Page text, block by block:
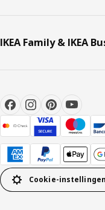
IKEA Family & IKEA
Cookie-instellingen